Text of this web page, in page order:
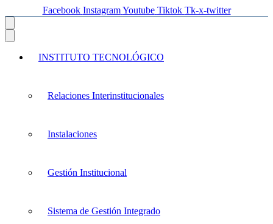
Facebook Instagram Youtube Tiktok Tk-x-twitter
INSTITUTO TECNOLÓGICO
Relaciones Interinstitucionales
Instalaciones
Gestión Institucional
Sistema de Gestión Integrado